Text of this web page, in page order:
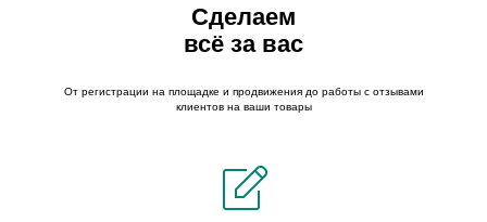
Сделаем
всё за вас
От регистрации на площадке и продвижения до работы с отзывами
клиентов на ваши товары